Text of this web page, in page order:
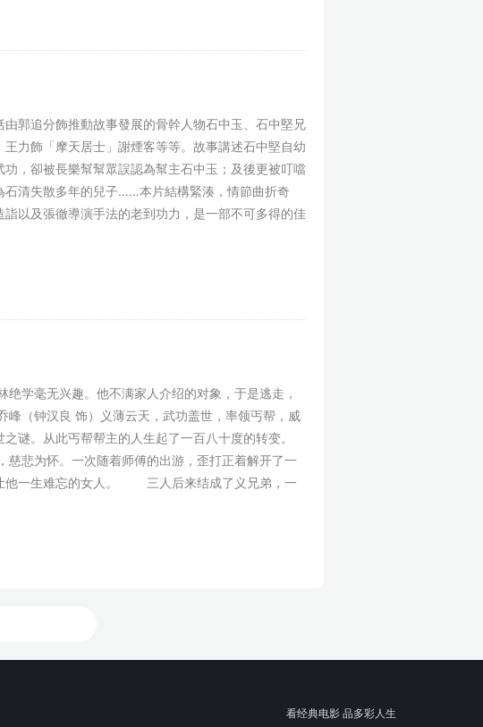
郭追分飾推動故事發展的骨幹人物石中玉、石中堅兄
力飾「摩天居士」謝煙客等等。故事講述石中堅自幼
，卻被長樂幫幫眾誤認為幫主石中玉；及後更被叮噹
石清失散多年的兒子……本片結構緊湊，情節曲折奇
以及張徹導演手法的老到功力，是一部不可多得的佳
学毫无兴趣。他不满家人介绍的对象，于是逃走，
（钟汉良 饰）义薄云天，武功盖世，率领丐帮，威
谜。从此丐帮帮主的人生起了一百八十度的转变。
悲为怀。一次随着师傅的出游，歪打正着解开了一
他一生难忘的女人。 三人后来结成了义兄弟，一
看经典电影 品多彩人生